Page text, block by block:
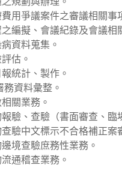
用爭議案件之審議相關事
編擬、會議紀錄及會議相
資料蒐集。
估。
統計、製作。
資料彙整。
關業務。
驗、查驗（書面審查、臨
驗中文標示不合格補正案
境查驗庶務性業務。
通稽查業務。